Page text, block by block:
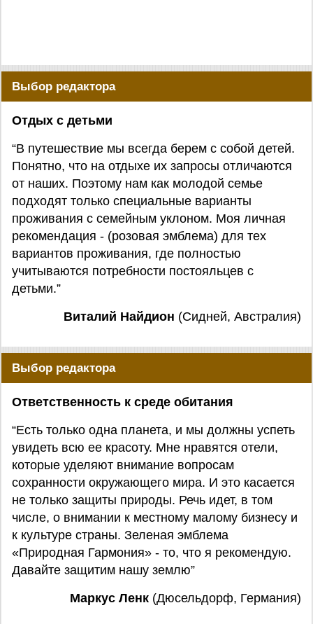
Выбор редактора
Отдых с детьми
“В путешествие мы всегда берем с собой детей.
Понятно, что на отдыхе их запросы отличаются
от наших. Поэтому нам как молодой семье
подходят только специальные варианты
проживания с семейным уклоном. Моя личная
рекомендация - (розовая эмблема) для тех
вариантов проживания, где полностью
учитываются потребности постояльцев с
детьми.”
Виталий Найдион (Сидней, Австралия)
Выбор редактора
Ответственность к среде обитания
“Есть только одна планета, и мы должны успеть
увидеть всю ее красоту. Мне нравятся отели,
которые уделяют внимание вопросам
сохранности окружающего мира. И это касается
не только защиты природы. Речь идет, в том
числе, о внимании к местному малому бизнесу и
к культуре страны. Зеленая эмблема
«Природная Гармония» - то, что я рекомендую.
Давайте защитим нашу землю”
Маркус Ленк (Дюсельдорф, Германия)